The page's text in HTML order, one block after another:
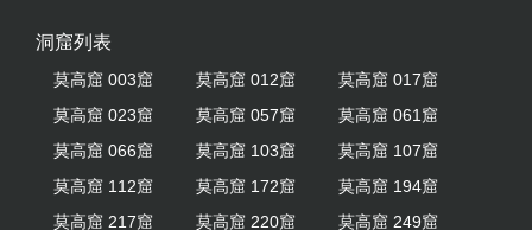
洞窟列表
莫高窟 003窟 莫高窟 012窟
莫高窟 017窟
莫高窟 023窟
莫高窟 057窟
莫高窟 061窟
莫高窟 066窟
莫高窟 103窟
莫高窟 107窟
莫高窟 112窟
莫高窟 172窟
莫高窟 194窟
莫高窟 217窟
莫高窟 220窟
莫高窟 249窟